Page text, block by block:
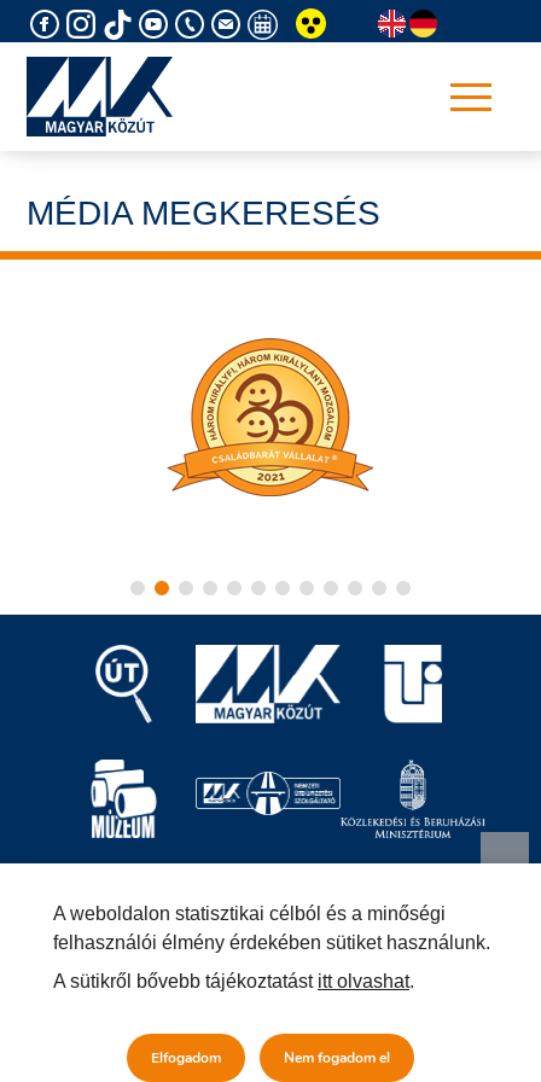
to
MÉDIA MEGKERESÉS
1024 Budapest, Fényes
Elek utca 7-13.
+36 (1) 819-9000 info@kozut.hu
MKNZRT (KRID: 153207128) Hivatali Kapu
Közérdekű adatok Impresszum
Másolatkészítési szabályzat –
Jogi közlemény
Általános szerződési feltételek
A weboldalon statisztikai célból és a minőségi
felhasználói élmény érdekében sütiket használunk.
A sütikről bővebb tájékoztatást itt olvashat.
Elfogadom Nem fogadom el